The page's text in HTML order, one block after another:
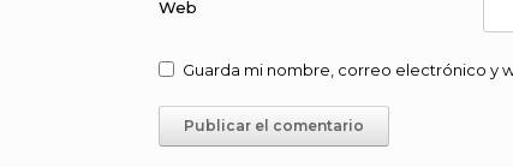
Web
Guarda mi nombre, correo electrónico y